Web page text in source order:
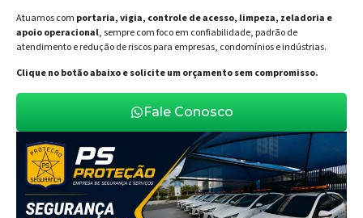
Atuamos com portaria, vigia, controle de acesso, limpeza, zeladoria e
apoio operacional, sempre com foco em confiabilidade, padrão de
atendimento e redução de riscos para empresas, condomínios e indústrias.
Clique no botão abaixo e solicite um orçamento sem compromisso.
Fale Conosco